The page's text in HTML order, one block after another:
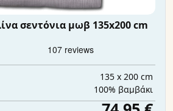
σεντόνια μωβ 135x200 cm
135 x 200 cm
100% βαμβάκι